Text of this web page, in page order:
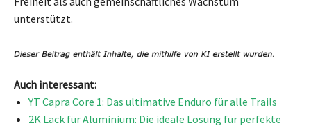
unterstützt.
Auch interessant:
YT Capra Core 1: Das ultimative Enduro für alle Trails
2K Lack für Aluminium: Die ideale Lösung für perfekte